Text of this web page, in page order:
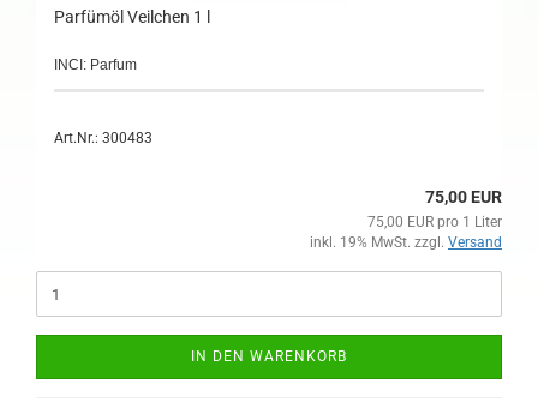
Parfümöl Veilchen 1 l
INCI: Parfum
Art.Nr.: 300483
75,00 EUR
75,00 EUR pro 1 Liter
inkl. 19% MwSt. zzgl. Versand
IN DEN WARENKORB